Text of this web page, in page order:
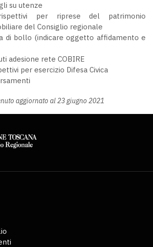
su utenze
per riprese del patrimonio
del Consiglio regionale
di bollo (indicare oggetto affidamento e
adesione rete COBIRE
per esercizio Difesa Civica
aggiornato al 23 giugno 2021